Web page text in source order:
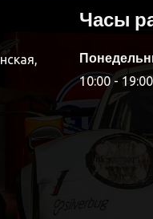
Часы
10:00 - 19:00